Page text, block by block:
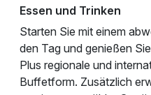
Essen und Trinken
Starten Sie mit einem
den Tag und genießen
Plus regionale und
Buffetform. Zusätzlich